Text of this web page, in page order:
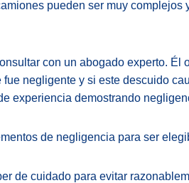
pueden ser muy complejos
con un abogado experto. Él
negligente y si este descuido
experiencia demostrando
de negligencia para ser
de cuidado para evitar